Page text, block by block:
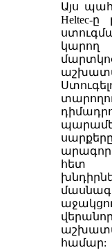
Այս
Heltec-
հետ
համար: